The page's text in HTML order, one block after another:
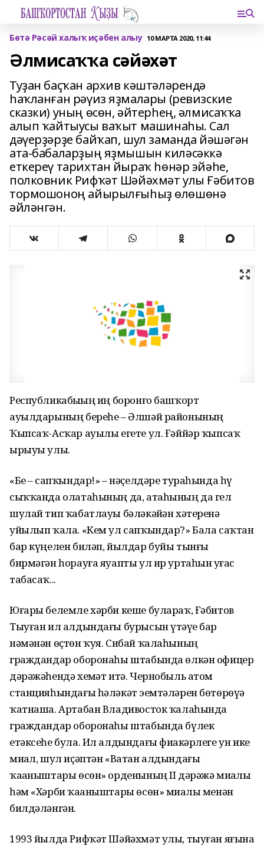
Бөтә Рәсәй халыҡ иҫәбен алыу 10 МАРТА 2020, 11:44
Әлмисаҡҡа сәйәхәт
Туҙан баҫҡан архив кәштәләрендә
һаҡланған рәүиз яҙмалары (ревизские
сказки) уның өсөн, әйтерһең, әлмисаҡҡа
алып ҡайтыусы ваҡыт машинаһы. Сал
дәүерҙәрҙе байҡап, шул заманда йәшәгән
ата-бабаларҙың яҙмышын киләсәккә
еткереү тарихтан йыраҡ һөнәр эйәһе,
полковник Рифҡәт Шәйәхмәт улы Ғәбитов
тормошоноң айырылғыһыҙ өлөшөнә
әйләнгән.
Республикабыҙҙың иң боронғо башҡорт
ауылдарының береһе – Әлшәй районының
Ҡыпсаҡ-Асҡар ауылы егете ул. Ғәййәр ҡыпсаҡ
ырыуы улы.
«Беҙ – сапҡындар!» – нәҫелдәре тураһында һүҙ
сыҡҡанда олатаһының да, атаһының да гел
шулай тип ҡабатлауы бәләкәйҙән хәтеренә
уйылып ҡала. «Кем ул сапҡындар?» Бала саҡтан
бар күңелен биләп, йылдар буйы тынғы
бирмәгән һорауға яуапты ул ир уртаһын уҙғас
табасаҡ...
Юғары белемле хәрби кеше булараҡ, Ғәбитов
Тыуған ил алдындағы бурысын үтәүҙе бар
нәмәнән өҫтөн ҡуя. Сибай ҡалаһының
граждандар оборонаһы штабында өлкән офицер
дәрәжәһендә хеҙмәт итә. Чернобыль атом
станцияһындағы һәләкәт эҙемтәләрен бөтөрөүҙә
ҡатнаша. Артабан Владивосток ҡалаһында
граждандар оборонаһы штабында бүлек
етәксеһе була. Ил алдындағы фиҙакәрлеге ун ике
миҙал, шул иҫәптән «Ватан алдындағы
ҡаҙаныштары өсөн» орденының II дәрәжә миҙалы
һәм «Хәрби ҡаҙаныштары өсөн» миҙалы менән
билдәләнгән.
1993 йылда Рифҡәт Шәйәхмәт улы, тыуған яғына